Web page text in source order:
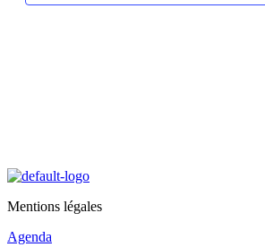
Mentions légales
Agenda